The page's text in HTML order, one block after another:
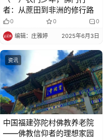
者：从蔗田到非洲的修行路
0 0 0
编辑：庄雅婷 2025年6月3日
资讯
中国福建弥陀村佛教养老院
——佛教信仰者的理想家园